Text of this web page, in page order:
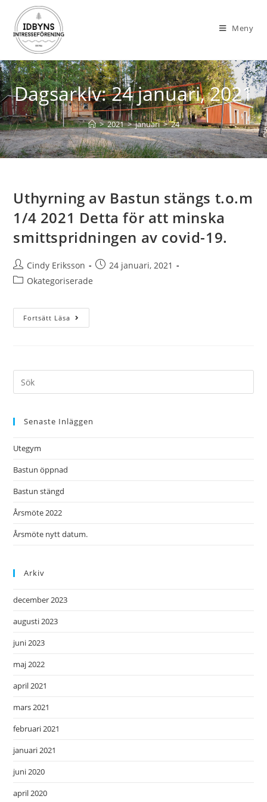
Meny
Dagsarkiv: 24 januari, 2021
> 2021 > januari > 24
Uthyrning av Bastun stängs t.o.m
1/4 2021 Detta för att minska
smittspridningen av covid-19.
Cindy Eriksson
24 januari, 2021
Okategoriserade
Fortsätt Läsa
Senaste Inläggen
Utegym
Bastun öppnad
Bastun stängd
Årsmöte 2022
Årsmöte nytt datum.
Arkiv
december 2023
augusti 2023
juni 2023
maj 2022
april 2021
mars 2021
februari 2021
januari 2021
juni 2020
april 2020